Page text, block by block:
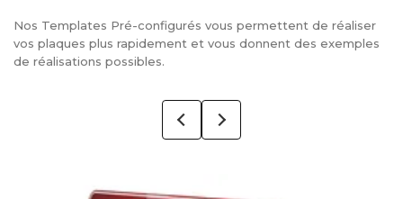
Nos Templates Pré-configurés vous permettent de réaliser
vos plaques plus rapidement et vous donnent des exemples
de réalisations possibles.